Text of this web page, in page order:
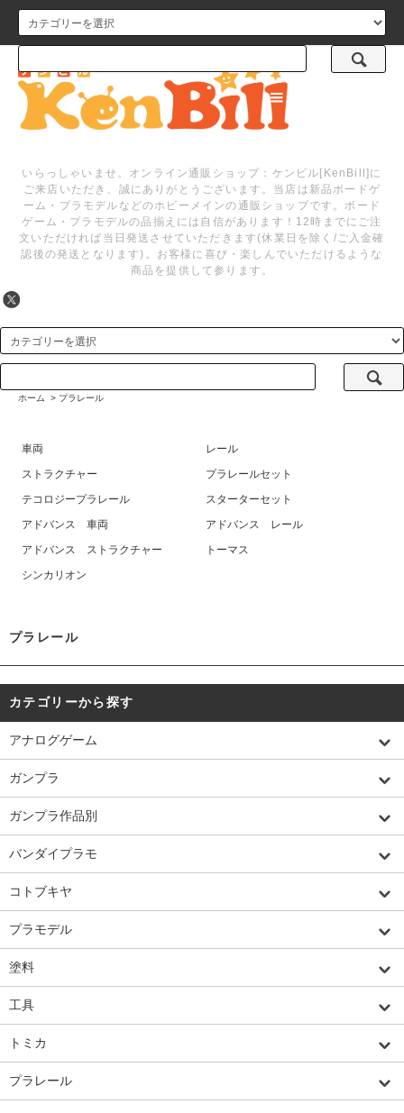
メニュー
いらっしゃいませ。オンライン通販ショップ：ケンビル[KenBill]に
ご来店いただき、誠にありがとうございます。当店は新品ボードゲ
ーム・プラモデルなどのホビーメインの通販ショップです。ボード
ゲーム・プラモデルの品揃えには自信があります！12時までにご注
文いただければ当日発送させていただきます(休業日を除く/ご入金確
認後の発送となります)。お客様に喜び・楽しんでいただけるような
商品を提供して参ります。
ホーム > プラレール
車両
レール
ストラクチャー
プラレールセット
テコロジープラレール
スターターセット
アドバンス 車両
アドバンス レール
アドバンス ストラクチャー
トーマス
シンカリオン
プラレール
カテゴリーから探す
アナログゲーム
ガンプラ
ガンプラ作品別
バンダイプラモ
コトブキヤ
プラモデル
塗料
工具
トミカ
プラレール